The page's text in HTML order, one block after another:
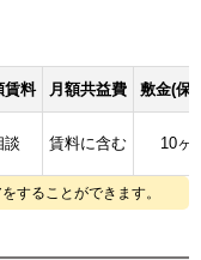
賃料 月額共益費 敷金(保
談 賃料に含む 10ヶ
することができます。